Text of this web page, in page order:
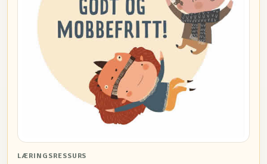
LÆRINGSRESSURS